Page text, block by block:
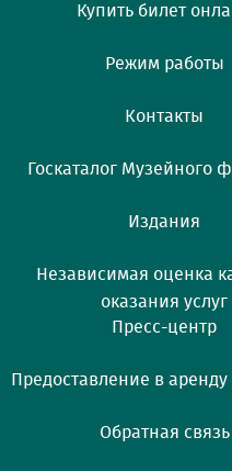
Купить билет
Режим работы
Контакты
Госкаталог Музейного
Издания
Независимая оценка
оказания услуг
Пресс-центр
Предоставление в
Обратная связь